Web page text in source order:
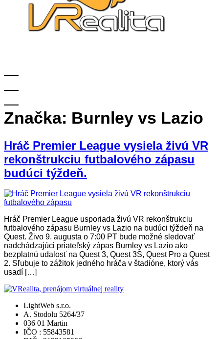
Značka: Burnley vs Lazio
Hráč Premier League vysiela živú VR
rekonštrukciu futbalového zápasu
budúci týždeň.
Hráč Premier League usporiada živú VR rekonštrukciu
futbalového zápasu Burnley vs Lazio na budúci týždeň na
Quest. Živo 9. augusta o 7:00 PT bude možné sledovať
nadchádzajúci priateľský zápas Burnley vs Lazio ako
bezplatnú udalosť na Quest 3, Quest 3S, Quest Pro a Quest
2. Sľubuje to zážitok jedného hráča v štadióne, ktorý vás
usadí […]
LightWeb s.r.o.
A. Stodolu 5264/37
036 01 Martin
IČO : 55843581